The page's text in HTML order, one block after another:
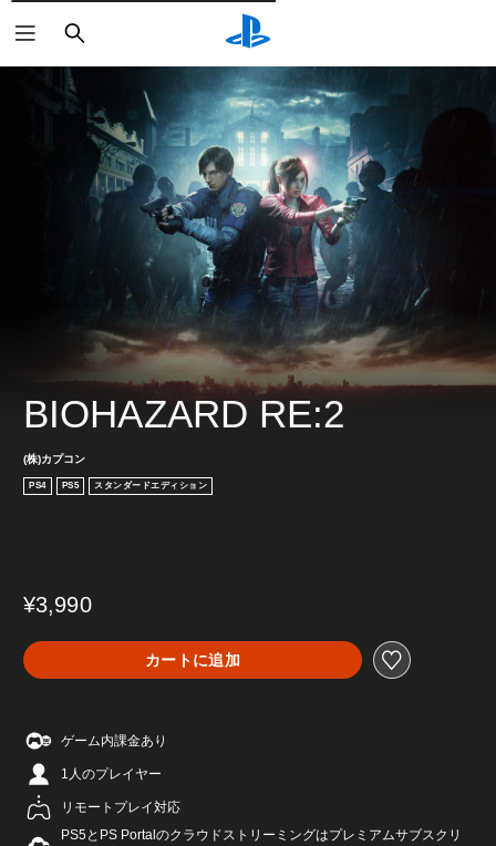
検
索
BIOHAZARD RE:2
(株)カプコン
PS4 PS5 スタンダードエディション
¥3,990
カートに追加
ゲーム内課金あり
1人のプレイヤー
リモートプレイ対応
PS5とPS Portalのクラウドストリーミングはプレミアムサブスクリ